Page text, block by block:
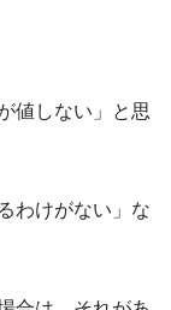
値しない」と思
わけがない」な